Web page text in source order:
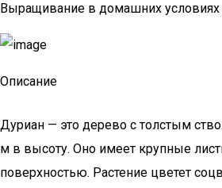
Выращивание в домашних условиях
Описание
Дуриан — это дерево с толстым
м в высоту. Оно имеет крупные
поверхностью. Растение цветет